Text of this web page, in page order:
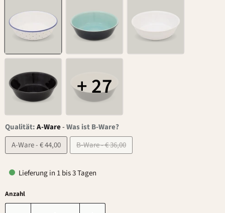
+ 27
Qualität:A-Ware-Was ist B-Ware?
A-Ware - € 44,00
B-Ware - € 36,00
Lieferung in 1 bis 3 Tagen
Anzahl